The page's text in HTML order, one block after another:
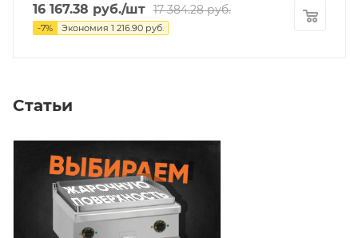
16 167.38 руб./шт 17 384.28руб.
-7% Экономия 1 216.90 руб.
Статьи